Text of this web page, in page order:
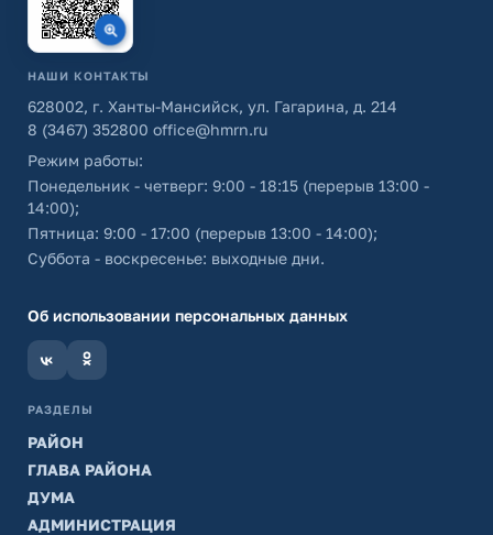
НАШИ КОНТАКТЫ
628002, г. Ханты-Мансийск, ул. Гагарина, д. 214
8 (3467) 352800 office@hmrn.ru
Режим работы:
Понедельник - четверг: 9:00 - 18:15 (перерыв 13:00 -
14:00);
Пятница: 9:00 - 17:00 (перерыв 13:00 - 14:00);
Суббота - воскресенье: выходные дни.
Об использовании персональных данных
РАЗДЕЛЫ
РАЙОН
ГЛАВА РАЙОНА
ДУМА
АДМИНИСТРАЦИЯ